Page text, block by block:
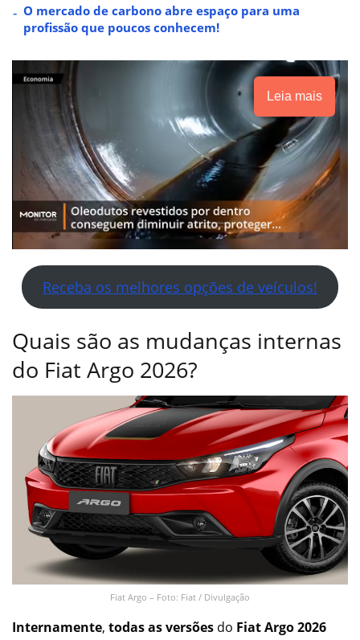
O mercado de carbono abre espaço para uma
profissão que poucos conhecem!
Leia mais
Receba os melhores opções de veículos!
Quais são as mudanças internas
do Fiat Argo 2026?
Fiat Argo – Foto: Fiat / Divulgação
Internamente, todas as versões do Fiat Argo 2026